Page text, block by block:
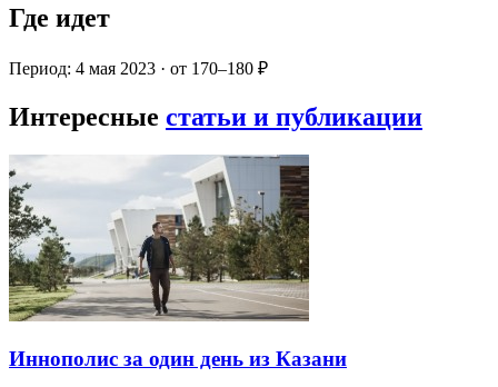
Где идет
Период: 4 мая 2023 · от 170–180 ₽
Интересные статьи и публикации
Иннополис за один день из Казани